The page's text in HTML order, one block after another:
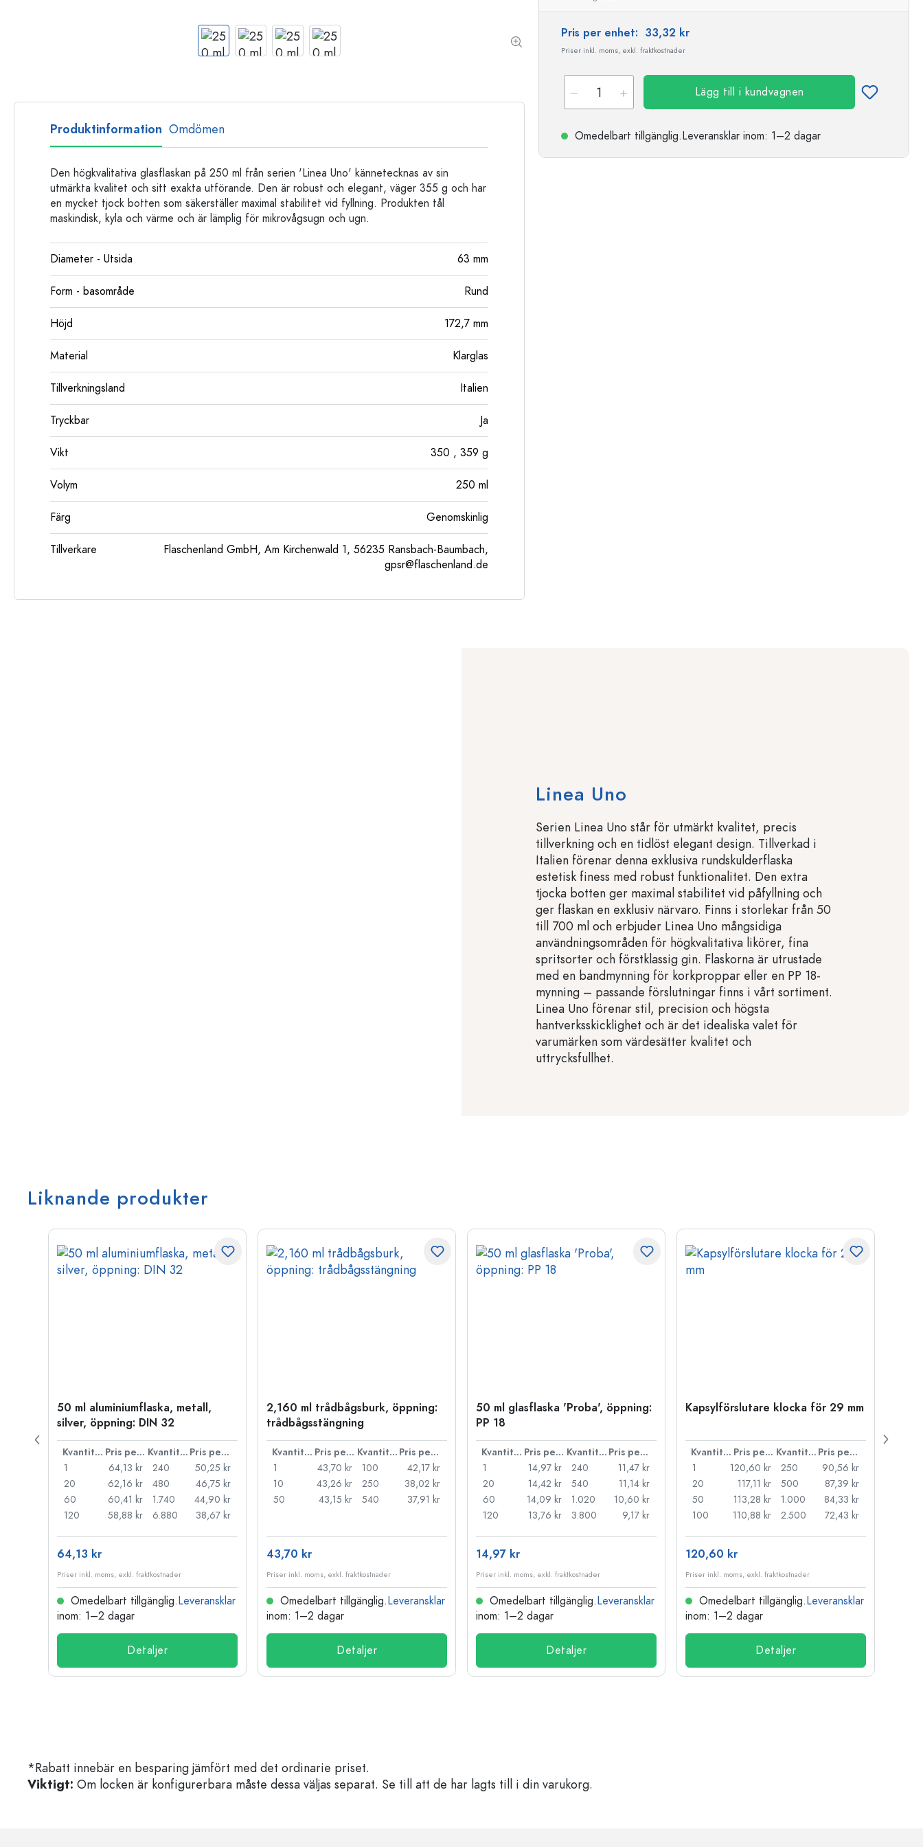
Plastflaskor
Pris per enhet: 33,32 kr
Priser inkl. moms, exkl. fraktkostnader
Lägg till i kundvagnen
Omedelbart tillgänglig.Leveransklar inom: 1–2 dagar
Produktinformation Omdömen
Den högkvalitativa glasflaskan på 250 ml från serien 'Linea Uno' kännetecknas av sin
utmärkta kvalitet och sitt exakta utförande. Den är robust och elegant, väger 355 g och har
en mycket tjock botten som säkerställer maximal stabilitet vid fyllning. Produkten tål
maskindisk, kyla och värme och är lämplig för mikrovågsugn och ugn.
Diameter - Utsida 63 mm
Form - basområde Rund
Höjd 172,7 mm
Material Klarglas
Tillverkningsland Italien
Tryckbar Ja
Vikt 350 , 359 g
Volym 250 ml
Färg Genomskinlig
Tillverkare
Flaschenland GmbH, Am Kirchenwald 1, 56235 Ransbach-Baumbach,
gpsr@flaschenland.de
Linea Uno
Serien Linea Uno står för utmärkt kvalitet, precis
tillverkning och en tidlöst elegant design. Tillverkad i
Italien förenar denna exklusiva rundskulderflaska
estetisk finess med robust funktionalitet. Den extra
tjocka botten ger maximal stabilitet vid påfyllning och
ger flaskan en exklusiv närvaro. Finns i storlekar från 50
till 700 ml och erbjuder Linea Uno mångsidiga
användningsområden för högkvalitativa likörer, fina
spritsorter och förstklassig gin. Flaskorna är utrustade
med en bandmynning för korkproppar eller en PP 18-
mynning – passande förslutningar finns i vårt sortiment.
Linea Uno förenar stil, precision och högsta
hantverksskicklighet och är det idealiska valet för
varumärken som värdesätter kvalitet och
uttrycksfullhet.
Liknande produkter
50 ml aluminiumflaska, metall,
silver, öppning: DIN 32
Kvantitet Pris per styck Kvantitet
Pris per styck
1
64,13 kr
20
62,16 kr
60
60,41 kr
120
58,88 kr
240
50,25 kr
480
46,75 kr
1.740
44,90 kr
6.880
38,67 kr
64,13 kr
Priser inkl. moms, exkl. fraktkostnader
Omedelbart tillgänglig.Leveransklar
inom: 1–2 dagar
Detaljer
2,160 ml trådbågsburk, öppning:
trådbågsstängning
Kvantitet Pris per styck Kvantitet
Pris per styck
1
43,70 kr
10
43,26 kr
50
43,15 kr
100
42,17 kr
250
38,02 kr
540
37,91 kr
43,70 kr
Priser inkl. moms, exkl. fraktkostnader
Omedelbart tillgänglig.Leveransklar
inom: 1–2 dagar
Detaljer
50 ml glasflaska 'Proba', öppning:
PP 18
Kvantitet Pris per styck Kvantitet
Pris per styck
1
14,97 kr
20
14,42 kr
60
14,09 kr
120
13,76 kr
240
11,47 kr
540
11,14 kr
1.020
10,60 kr
3.800
9,17 kr
14,97 kr
Priser inkl. moms, exkl. fraktkostnader
Omedelbart tillgänglig.Leveransklar
inom: 1–2 dagar
Detaljer
Kapsylförslutare klocka för 29 mm
Kvantitet Pris per styck Kvantitet
Pris per styck
1
120,60 kr
20
117,11 kr
50
113,28 kr
100
110,88 kr
250
90,56 kr
500
87,39 kr
1.000
84,33 kr
2.500
72,43 kr
120,60 kr
Priser inkl. moms, exkl. fraktkostnader
Omedelbart tillgänglig.Leveransklar
inom: 1–2 dagar
Detaljer
*Rabatt innebär en besparing jämfört med det ordinarie priset.
Viktigt: Om locken är konfigurerbara måste dessa väljas separat. Se till att de har lagts till i din varukorg.